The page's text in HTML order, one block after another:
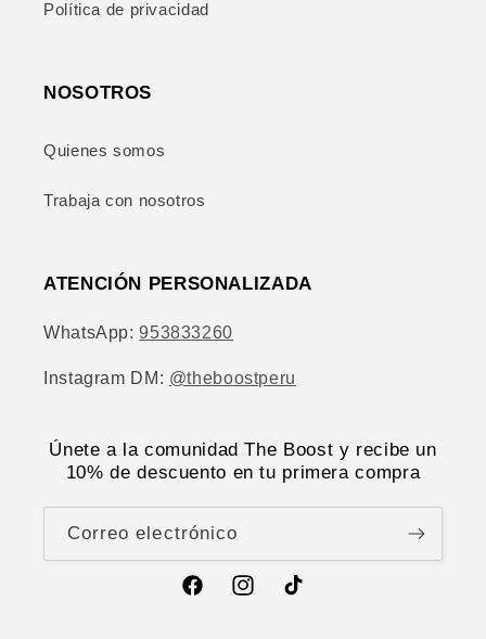
Política de privacidad
NOSOTROS
Quienes somos
Trabaja con nosotros
ATENCIÓN PERSONALIZADA
WhatsApp:953833260
Instagram DM: @theboostperu
Únete a la comunidad The Boost y recibe un
10% de descuento en tu primera compra
Correo electrónico
FacebookInstagramTikTok